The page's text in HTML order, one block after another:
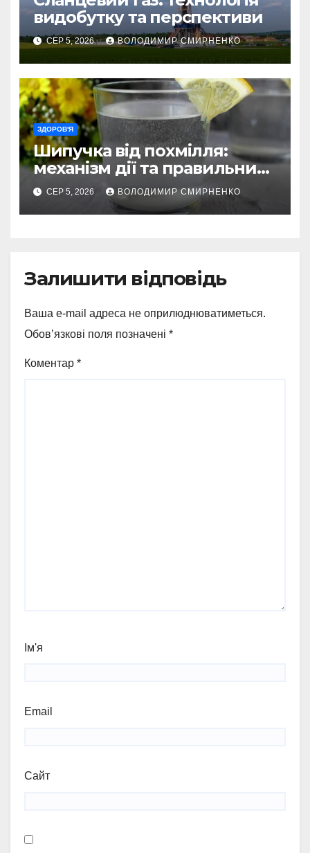
видобутку та перспективи
СЕР 5, 2026 ВОЛОДИМИР СМИРНЕНКО
ЗДОРОВ'Я
Шипучка від похмілля:
механізм дії та правильний
вибір
СЕР 5, 2026 ВОЛОДИМИР СМИРНЕНКО
Залишити відповідь
Ваша e-mail адреса не оприлюднюватиметься.
Обов’язкові поля позначені *
Коментар *
Ім'я
Email
Сайт